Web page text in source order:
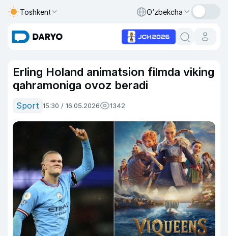
Toshkent O‘zbekcha
Erling Holand animatsion filmda viking
qahramoniga ovoz beradi
Sport 15:30 / 16.05.2026 1342